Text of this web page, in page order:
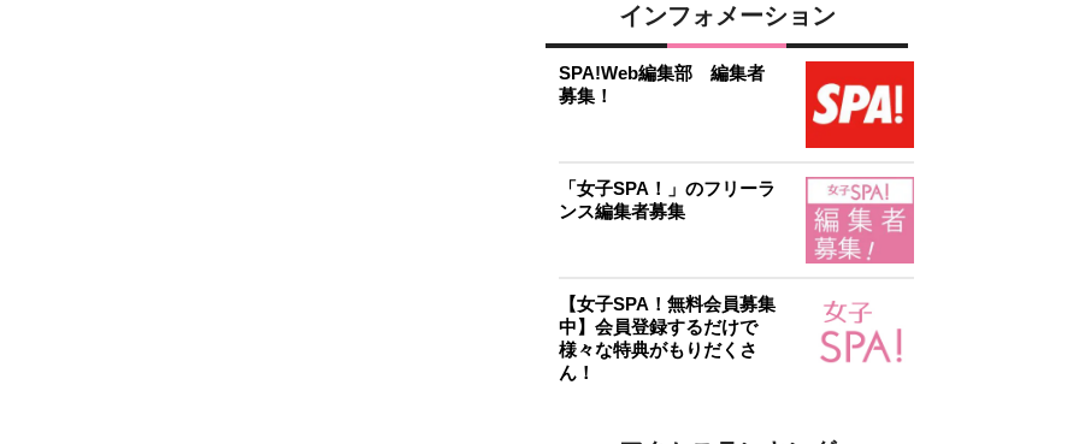
インフォメーション
SPA!Web編集部 編集者
募集！
「女子SPA！」のフリーラ
ンス編集者募集
【女子SPA！無料会員募集
中】会員登録するだけで
様々な特典がもりだくさ
ん！